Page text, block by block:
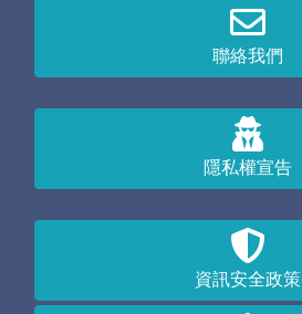
聯絡我們
隱私權宣告
資訊安全政策